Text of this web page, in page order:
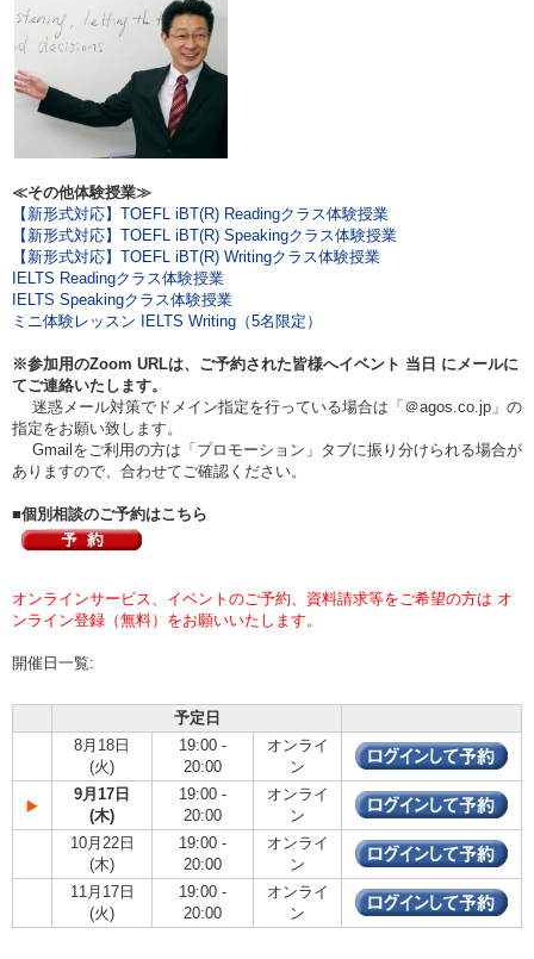
≪その他体験授業≫
【新形式対応】TOEFL iBT(R) Readingクラス体験授業
【新形式対応】TOEFL iBT(R) Speakingクラス体験授業
【新形式対応】TOEFL iBT(R) Writingクラス体験授業
IELTS Readingクラス体験授業
IELTS Speakingクラス体験授業
ミニ体験レッスン IELTS Writing（5名限定）
※参加用のZoom URLは、ご予約された皆様へイベント 当日 にメールに
てご連絡いたします。
迷惑メール対策でドメイン指定を行っている場合は「＠agos.co.jp」の
指定をお願い致します。
Gmailをご利用の方は「プロモーション」タブに振り分けられる場合が
ありますので、合わせてご確認ください。
■個別相談のご予約はこちら
オンラインサービス、イベントのご予約、資料請求等をご希望の方は オ
ンライン登録（無料）をお願いいたします。
開催日一覧:
予定日
8月18日
(火)
19:00 -
20:00
オンライ
ン
9月17日
(木)
19:00 -
20:00
オンライ
ン
10月22日
(木)
19:00 -
20:00
オンライ
ン
11月17日
(火)
19:00 -
20:00
オンライ
ン